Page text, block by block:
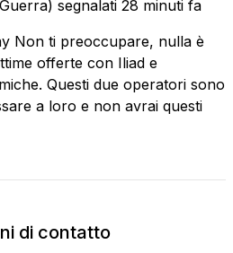
segnalati 28 minuti fa
Non ti preoccupare, nulla è
offerte con Iliad e
Questi due operatori sono
a loro e non avrai questi
di contatto